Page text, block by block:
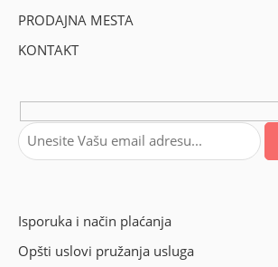
PRODAJNA MESTA
KONTAKT
Isporuka i način plaćanja
Opšti uslovi pružanja usluga